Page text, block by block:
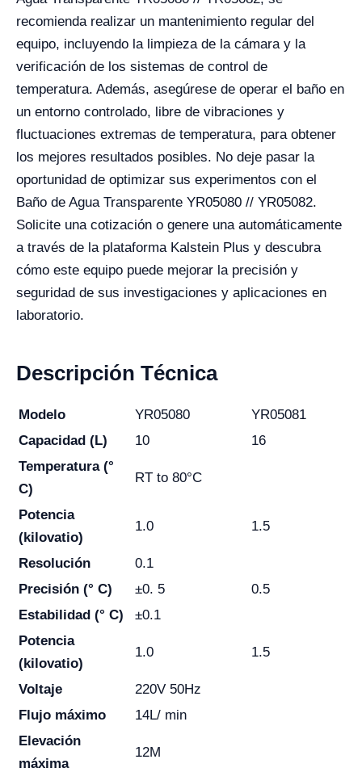
recomienda realizar un mantenimiento regular del
equipo, incluyendo la limpieza de la cámara y la
verificación de los sistemas de control de
temperatura. Además, asegúrese de operar el baño en
un entorno controlado, libre de vibraciones y
fluctuaciones extremas de temperatura, para obtener
los mejores resultados posibles. No deje pasar la
oportunidad de optimizar sus experimentos con el
Baño de Agua Transparente YR05080 // YR05082.
Solicite una cotización o genere una automáticamente
a través de la plataforma Kalstein Plus y descubra
cómo este equipo puede mejorar la precisión y
seguridad de sus investigaciones y aplicaciones en
laboratorio.
Descripción Técnica
Modelo YR05080
YR05081
Capacidad (L)
10
16
Temperatura (°
C)
RT to 80°C
Potencia
(kilovatio)
1.0 1.5
Resolución
0.1
Precisión (° C)
±0. 5
0.5
Estabilidad (° C)
±0.1
Potencia
(kilovatio)
1.0 1.5
Voltaje
220V 50Hz
Flujo máximo
14L/ min
Elevación
máxima
12M